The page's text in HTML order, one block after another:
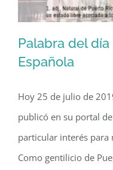
Palabra del
Palabra del
Española
Hoy 25 de julio de
publicó en su portal
particular interés para
Como gentilicio de